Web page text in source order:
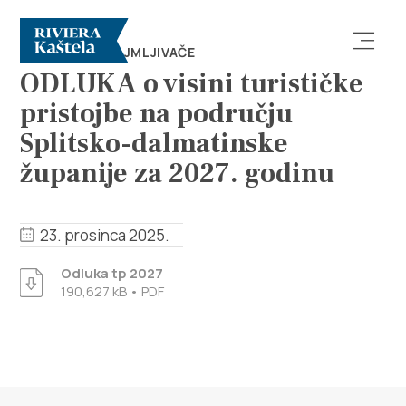
KUTAK ZA IZNAJMLJIVAČE
ODLUKA o visini turističke
pristojbe na području
Splitsko-dalmatinske
županije za 2027. godinu
23. prosinca 2025.
Odluka tp 2027
190,627 kB • PDF